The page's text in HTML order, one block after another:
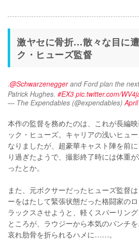
激ヤセに骨折…散々な目に
ク・ヒューズ監督
.@Schwarzenegger and Ford plan the
Patrick Hughes. #EX3 pic.twitter.com/
— The Expendables (@expendables)
本作の監督を務めたのは、これが長編
ック・ヒューズ。キャリアの浅いヒュ
なりましたが、超豪華キャスト陣を前
り過ぎたようで、撮影終了時には体重
ったとか。
また、元ボクサーだったヒューズ監督
ーをはたして緊張状態だった格闘家の
ラックスさせようと、軽くスパーリング
ところが、ラウジーから本気のパンチを
哀れ肋骨を折られるハメに……。